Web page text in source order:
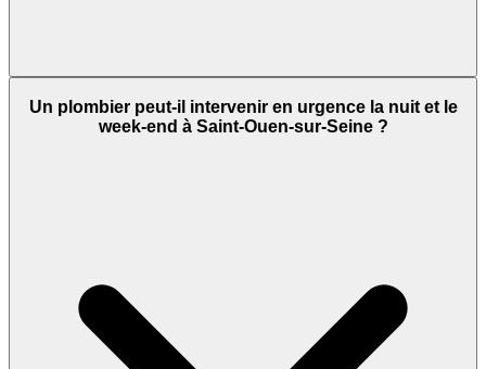
Un plombier peut-il intervenir en urgence la nuit et le
week-end à Saint-Ouen-sur-Seine ?